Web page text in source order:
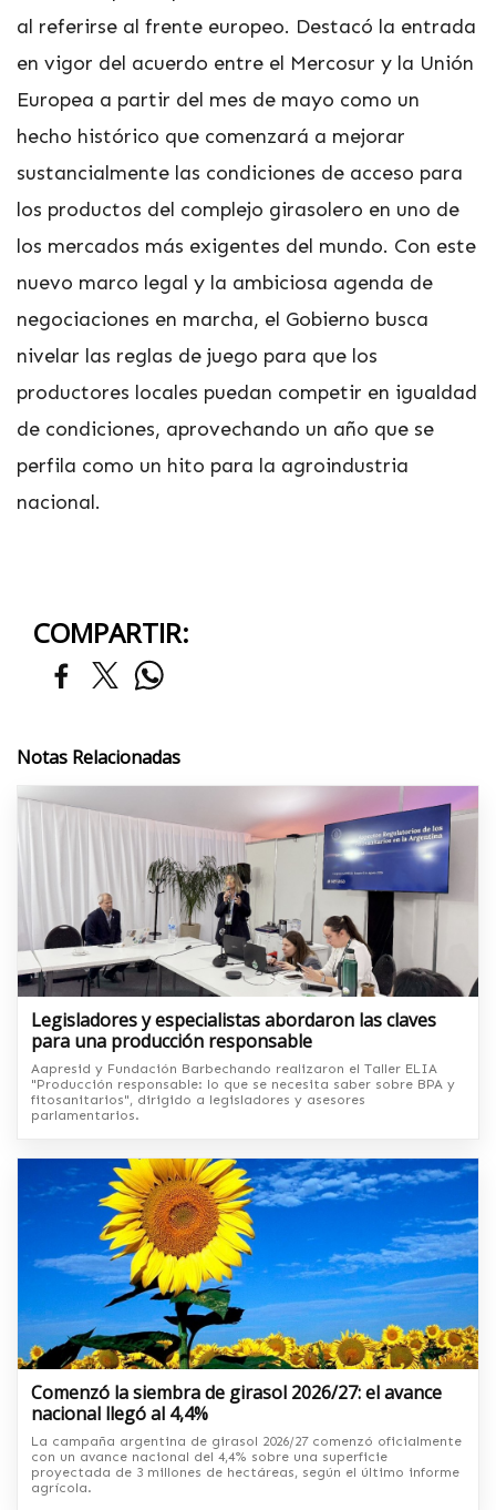
al referirse al frente europeo. Destacó la entrada
en vigor del acuerdo entre el Mercosur y la Unión
Europea a partir del mes de mayo como un
hecho histórico que comenzará a mejorar
sustancialmente las condiciones de acceso para
los productos del complejo girasolero en uno de
los mercados más exigentes del mundo. Con este
nuevo marco legal y la ambiciosa agenda de
negociaciones en marcha, el Gobierno busca
nivelar las reglas de juego para que los
productores locales puedan competir en igualdad
de condiciones, aprovechando un año que se
perfila como un hito para la agroindustria
nacional.
COMPARTIR:
Notas Relacionadas
Legisladores y especialistas abordaron las claves
para una producción responsable
Aapresid y Fundación Barbechando realizaron el Taller ELIA
"Producción responsable: lo que se necesita saber sobre BPA y
fitosanitarios", dirigido a legisladores y asesores
parlamentarios.
Comenzó la siembra de girasol 2026/27: el avance
nacional llegó al 4,4%
La campaña argentina de girasol 2026/27 comenzó oficialmente
con un avance nacional del 4,4% sobre una superficie
proyectada de 3 millones de hectáreas, según el último informe
agrícola.